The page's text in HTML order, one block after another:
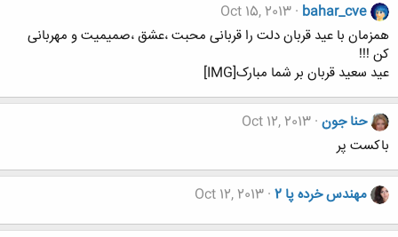
bahar_cve
Oct 15, 2013
همزمان با عید قربان دلت را قربانی محبت ،عشق ،صمیمیت و مهربانی
کن !!!
عید سعید قربان بر شما مبارک[IMG]
حنا جون Oct 12, 2013
باکست پر
مهندس خرده پا 2 Oct 12, 2013